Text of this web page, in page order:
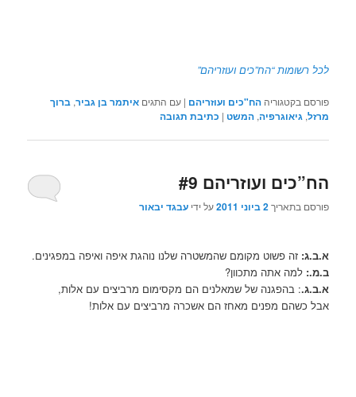
לכל רשומות “הח”כים ועוזריהם”
פורסם בקטגוריה הח"כים ועוזריהם |עם התגים איתמר בן גביר,ברוך
מרזל, גיאוגרפיה,המשט | כתיבת תגובה
הח”כים ועוזריהם #9
פורסם בתאריך2 ביוני 2011 על ידיעבגד יבאור
א.ב.ג: זה פשוט מקומם שהמשטרה שלנו נוהגת איפה ואיפה במפגינים.
ב.מ.: למה אתה מתכוון?
א.ב.ג.: בהפגנה של שמאלנים הם מקסימום מרביצים עם אלות,
אבל כשהם מפנים מאחז הם אשכרה מרביצים עם אלות!